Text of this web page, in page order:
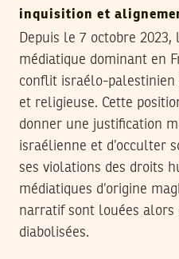
inquisition et
Depuis le 7 octobre
médiatique dominant en
conflit israélo-palestinien
et religieuse. Cette
donner une justification
israélienne et d’occulter
ses violations des droits
médiatiques d’origine
narratif sont louées alors
diabolisées.